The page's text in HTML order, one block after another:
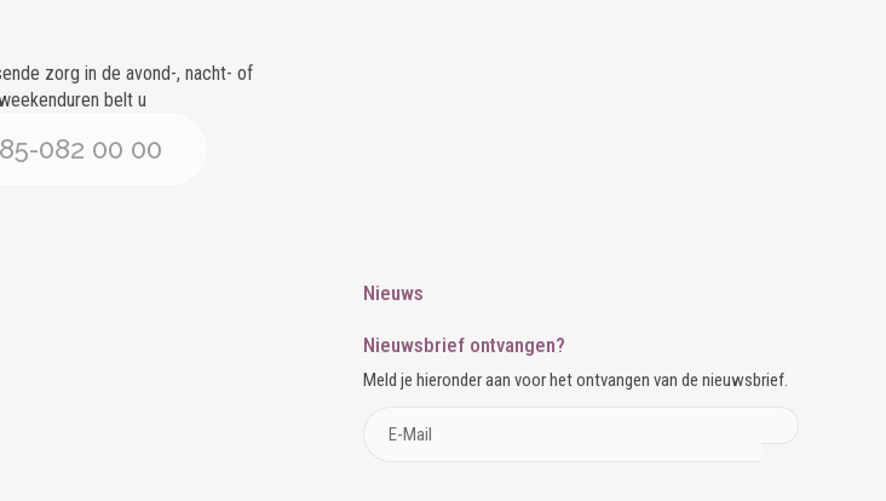
zorg in de avond-, nacht- of
belt u
082 00 00
Nieuws
Nieuwsbrief ontvangen?
Meld je hieronder aan voor het ontvangen van de nieuwsbrief.